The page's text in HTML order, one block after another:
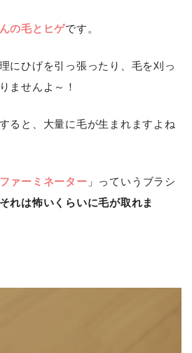
の毛とヒゲです。
にひげを引っ張ったり、毛を刈っ
ませんよ～！
ると、大量に毛が生まれますよね
ファーミネーター 」っていうブラシ
れは怖いくらいに毛が取れま